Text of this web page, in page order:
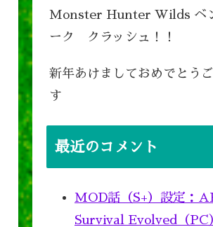
Monster Hunter Wilds ベ
ーク クラッシュ！！
新年あけましておめでとう
す
最近のコメント
MOD話（S+）設定：
Survival Evolved（PC